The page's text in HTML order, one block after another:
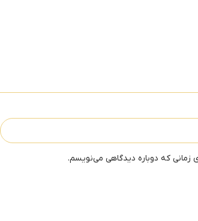
زمانی که دوباره دیدگاهی می‌نویسم.